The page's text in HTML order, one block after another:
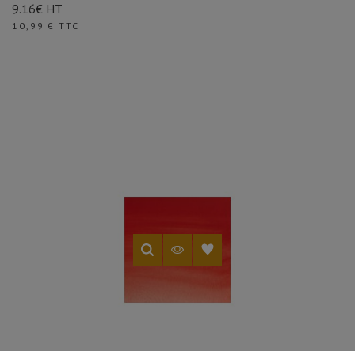
9.16€ HT
Prix
10,99 € TTC